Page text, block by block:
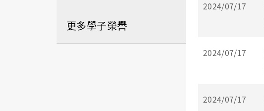
更多學子榮譽
2024/07/17
2024/07/17
2024/07/17